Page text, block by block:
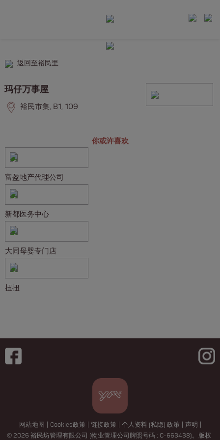
返回至裕民里
玛仔万事屋
裕民市集, B1, 109
你或许喜欢
富盈地产代理公司
新都医务中心
大同母婴专门店
扭扭
网站地图 Cookies政策 链接政策 个人资料 (私隐) 政策 声明
© 2026 裕民坊管理有限公司 (物业管理公司牌照号码 : C-663438)。版权